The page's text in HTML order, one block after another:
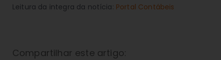
Leitura da integra da notícia: Portal Contábeis
Compartilhar este artigo: